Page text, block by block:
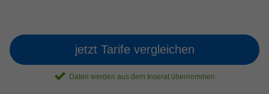
jetzt Tarife vergleichen
Daten werden aus dem Inserat übernommen